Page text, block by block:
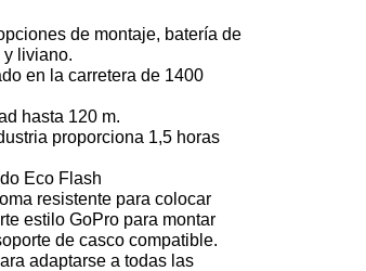
de montaje, batería de
y liviano.
en la carretera de 1400
hasta 120 m.
proporciona 1,5 horas
Eco Flash
resistente para colocar
estilo GoPro para montar
de casco compatible.
adaptarse a todas las